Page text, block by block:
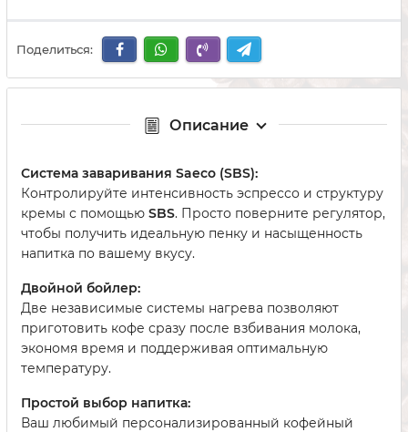
Поделиться:
Описание
Система заваривания Saeco (SBS):
Контролируйте интенсивность эспрессо и структуру
кремы с помощью SBS. Просто поверните регулятор,
чтобы получить идеальную пенку и насыщенность
напитка по вашему вкусу.
Двойной бойлер:
Две независимые системы нагрева позволяют
приготовить кофе сразу после взбивания молока,
экономя время и поддерживая оптимальную
температуру.
Простой выбор напитка:
Ваш любимый персонализированный кофейный